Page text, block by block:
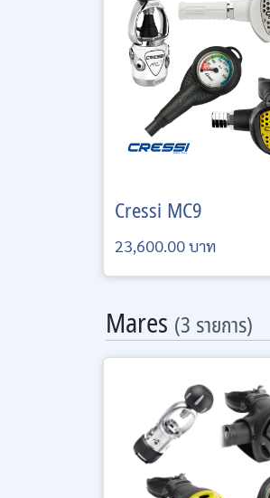
Cressi MC9
23,600.00 บาท
Mares (3 รายการ)